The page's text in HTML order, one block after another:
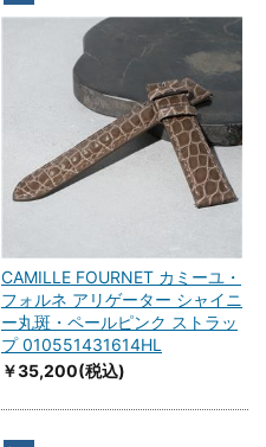
CAMILLE FOURNET カミーユ・
フォルネ アリゲーター シャイニ
ー丸斑・ペールピンク ストラッ
プ 010551431614HL
￥35,200(税込)